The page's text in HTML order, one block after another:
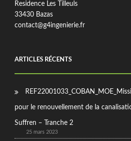
Residence Les Tilleuls
33430 Bazas
contact@g4ingenierie.fr
ARTICLES RÉCENTS
pour le renouvellement de la
Suffren – Tranche 2
25 mars 2023